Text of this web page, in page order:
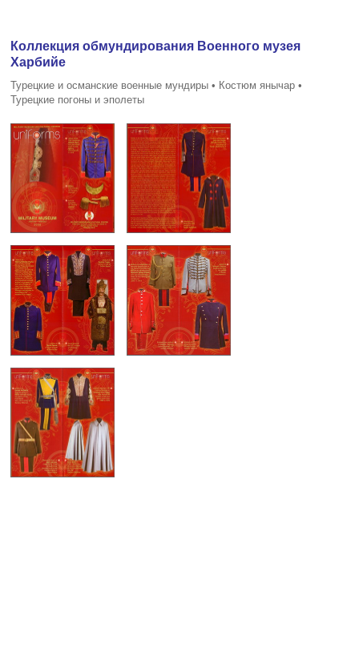
Коллекция обмундирования Военного музея
Харбийе
Турецкие и османские военные мундиры • Костюм янычар •
Турецкие погоны и эполеты